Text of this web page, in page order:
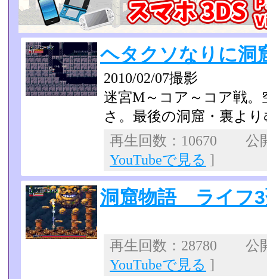
ヘタクソなりに洞
2010/02/07撮影
迷宮M～コア～コア戦。
さ。最後の洞窟・裏よ
再生回数：10670 公
YouTubeで見る ]
洞窟物語 ライフ3
再生回数：28780 公
YouTubeで見る ]